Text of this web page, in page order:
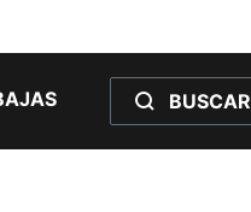
BUSCAR